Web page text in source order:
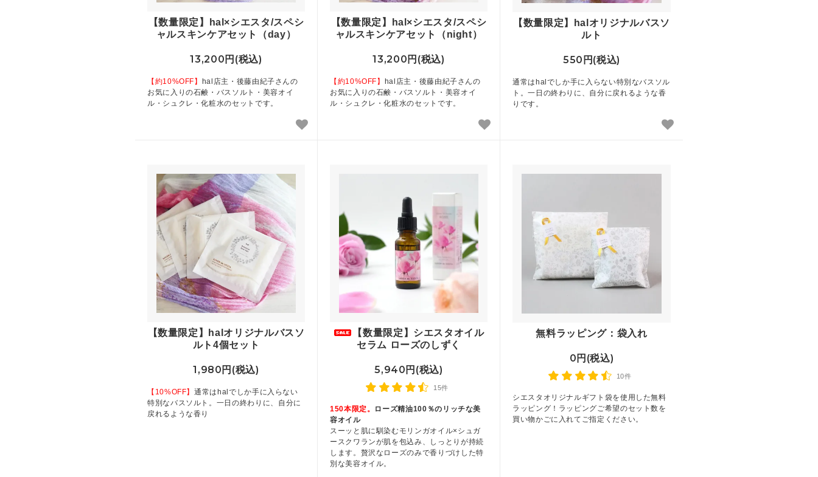
【数量限定】hal×シエスタ/スペシ
ャルスキンケアセット（day）
13,200円(税込)
【約10%OFF】 hal店主・後藤由紀子さんの
お気に入りの石鹸・バスソルト・美容オイ
ル・シュクレ・化粧水のセットです。
【数量限定】hal×シエスタ/スペシ
ャルスキンケアセット（night）
13,200円(税込)
【約10%OFF】 hal店主・後藤由紀子さんの
お気に入りの石鹸・バスソルト・美容オイ
ル・シュクレ・化粧水のセットです。
【数量限定】halオリジナルバスソ
ルト
550円(税込)
通常はhalでしか手に入らない特別なバスソル
ト。一日の終わりに、自分に戻れるような香
りです。
【数量限定】halオリジナルバスソ
ルト4個セット
1,980円(税込)
【10%OFF】通常はhalでしか手に入らない
特別なバスソルト。一日の終わりに、自分に
戻れるような香り
【数量限定】シエスタオイル
セラム ローズのしずく
5,940円(税込)
15件
150本限定。
ローズ精油100％のリッチな美
容オイル
スーッと肌に馴染むモリンガオイル×シュガ
ースクワランが肌を包込み、しっとりが持続
します。贅沢なローズのみで香りづけした特
別な美容オイル。
無料ラッピング：袋入れ
0円(税込)
10件
シエスタオリジナルギフト袋を使用した無料
ラッピング！ラッピングご希望のセット数を
買い物かごに入れてご指定ください。